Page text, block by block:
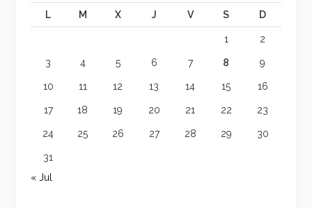
L M X J V S D
1 2
3 4 5 6 7 8 9
10 11 12 13 14 15 16
17 18 19 20 21 22 23
24 25 26 27 28 29 30
31
« Jul